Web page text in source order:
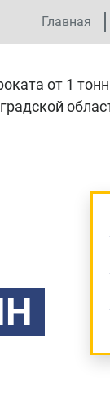
Главная
от 1